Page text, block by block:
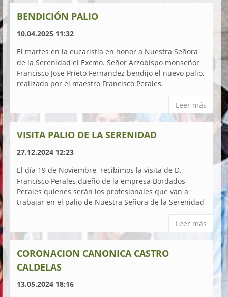
BENDICIÓN PALIO
10.04.2025 11:32
El martes en la eucaristía en honor a Nuestra Señora
de la Serenidad el Excmo. Señor Arzobispo monseñor
Francisco Jose Prieto Fernandez bendijo el nuevo palio,
realizado por el maestro Francisco Perales.
Leer más
VISITA PALIO DE LA SERENIDAD
27.12.2024 12:23
El día 19 de Noviembre, recibimos la visita de D.
Francisco Perales dueño de la empresa Bordados
Perales quienes serán los profesionales que van a
trabajar en el palio de Nuestra Señora de la Serenidad
Leer más
CORONACION CANONICA CASTRO
CALDELAS
13.05.2024 18:16